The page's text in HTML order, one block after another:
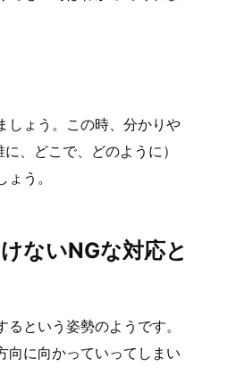
しょう。この時、分かりや
、どこで、どのように）
う。
ないNGな対応と
という姿勢のようです。
向に向かっていってしまい